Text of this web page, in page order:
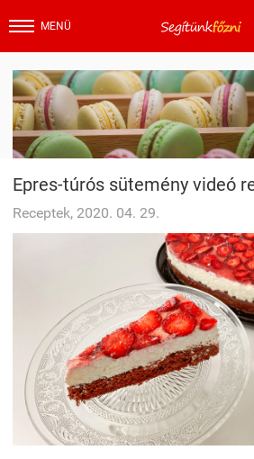
MENÜ
Epres-túrós sütemény videó
Receptek, 2020. 04. 29.